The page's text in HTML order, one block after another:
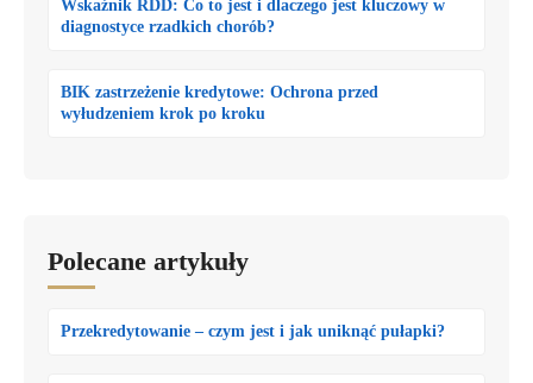
Wskaźnik RDD: Co to jest i dlaczego jest kluczowy w
diagnostyce rzadkich chorób?
BIK zastrzeżenie kredytowe: Ochrona przed
wyłudzeniem krok po kroku
Polecane artykuły
Przekredytowanie – czym jest i jak uniknąć pułapki?